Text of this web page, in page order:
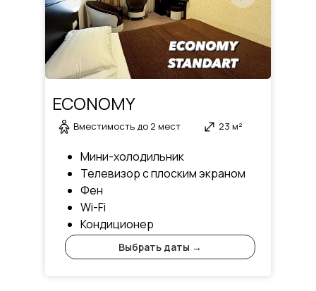
Мини-холодильник
Телевизор с плоским экраном
Фен
Wi-Fi
Кондиционер
Выбрать даты →
ECONOMY
23 м²
Вместимость до 2 мест
В каждом номере имеется спальная зона с
шкаф, большое зеркало. Кроме того, во всех
тапочки, необходимые косметические